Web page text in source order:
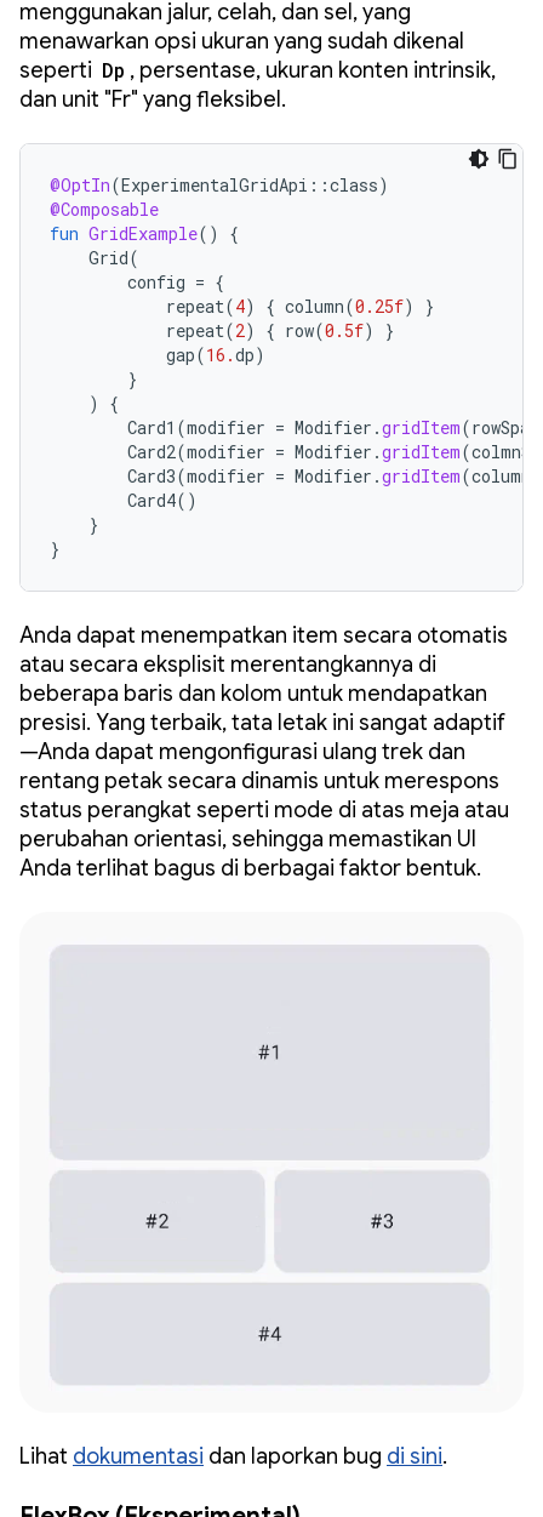
menggunakan jalur, celah, dan sel, yang
menawarkan opsi ukuran yang sudah dikenal
seperti Dp , persentase, ukuran konten intrinsik,
dan unit "Fr" yang fleksibel.
@OptIn(ExperimentalGridApi ::class)
@Composable
fun GridExample()
{
Grid(
config = {
repeat(4) { column(0.25f)
}
repeat(2) { row(0.5f)
}
gap(16.dp)
}
)
{
Card1 (modifier = Modifier .gridItem(rowSpan
Card2(modifier = Modifier .gridItem(
Card3(modifier = Modifier .gridItem(
Card4()
}
}
Anda dapat menempatkan item secara otomatis
atau secara eksplisit merentangkannya di
beberapa baris dan kolom untuk mendapatkan
presisi. Yang terbaik, tata letak ini sangat adaptif
—Anda dapat mengonfigurasi ulang trek dan
rentang petak secara dinamis untuk merespons
status perangkat seperti mode di atas meja atau
perubahan orientasi, sehingga memastikan UI
Anda terlihat bagus di berbagai faktor bentuk.
Lihat dokumentasi dan laporkan bug di sini.